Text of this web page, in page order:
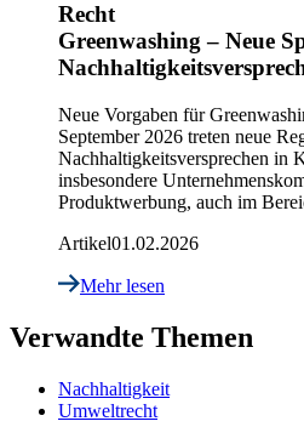
Recht
Greenwashing – Neue
Neue Vorgaben für
September 2026 treten neue
Nachhaltigkeitsversprechen in
insbesondere
Produktwerbung, auch im
Artikel01.02.2026
Mehr lesen
Verwandte Themen
Nachhaltigkeit
Umweltrecht